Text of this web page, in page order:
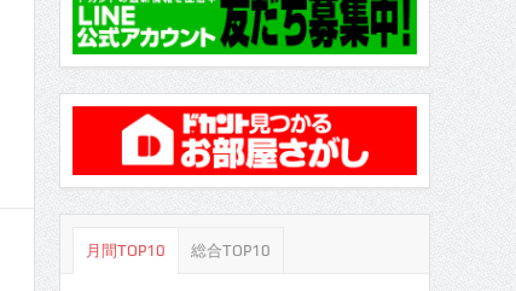
月間TOP10 総合TOP10